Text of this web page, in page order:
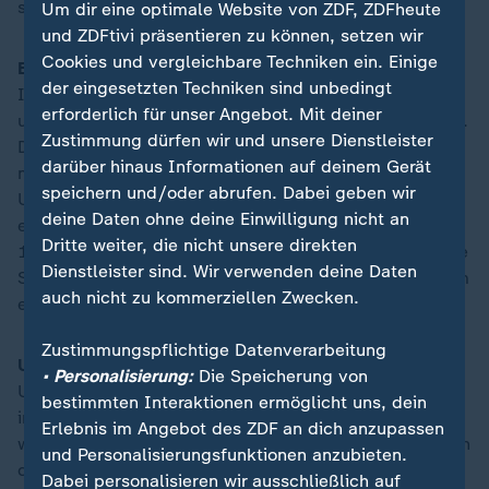
sprechen.
Erste Schätzungen zu Inflation und Wirtschaftskraft:
Im März lagen die Verbraucherpreise in Deutschland
um 2,2 Prozent über dem Niveau des Vorjahresmonats.
Dinge des alltäglichen Lebens haben sich damit nicht
mehr ganz so stark verteuert wie in den Vormonaten.
Um 14 Uhr veröffentlicht das Statistische Bundesamt
eine erste Schätzung zur Inflation im April. Bereits um
10 Uhr veröffentlicht das Bundesamt zudem eine erste
Schätzung, wie sich das Bruttoinlandsprodukt (BIP) im
ersten Quartal 2025 entwickelt hat.
US-Wirtschaftszahlen zum ersten Quartal:
Auch die
US-Regierung veröffentlicht eine Schätzung zum BIP
im ersten Quartal des Jahres. Die
wirtschaftspolitischen Zahlen zu den ersten Monaten in
der Amtszeit von US-Präsident
Donald Trump
Um dir eine optimale Website von ZDF, ZDFheute
und ZDFtivi präsentieren zu können, setzen wir
Cookies und vergleichbare Techniken ein. Einige
der eingesetzten Techniken sind unbedingt
erforderlich für unser Angebot. Mit deiner
Zustimmung dürfen wir und unsere Dienstleister
darüber hinaus Informationen auf deinem Gerät
speichern und/oder abrufen. Dabei geben wir
deine Daten ohne deine Einwilligung nicht an
Dritte weiter, die nicht unsere direkten
Dienstleister sind. Wir verwenden deine Daten
auch nicht zu kommerziellen Zwecken.
Zustimmungspflichtige Datenverarbeitung
• Personalisierung:Die Speicherung von
bestimmten Interaktionen ermöglicht uns, dein
Erlebnis im Angebot des ZDF an dich anzupassen
und Personalisierungsfunktionen anzubieten.
Dabei personalisieren wir ausschließlich auf